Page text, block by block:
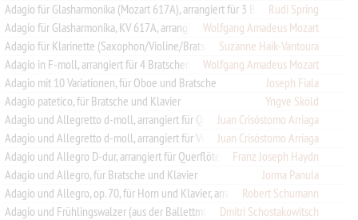
Adagio für Glasharmonika (Mozart 617A), arrangiert für 3 BratschenRudi Spring
Adagio für Glasharmonika, KV 617A, arrangiert für 3 Bratschen
Wolfgang Amadeus Mozart
Adagio für Klarinette (Saxophon/Violine/Bratsche) und OrgelSuzanne Haik-Vantoura
Adagio in F-moll, arrangiert für 4 Bratschen
Wolfgang Amadeus Mozart
Adagio mit 10 Variationen, für Oboe und Bratsche
Joseph Fiala
Adagio patetico, für Bratsche und Klavier
Yngve Sköld
Adagio und Allegretto d-moll, arrangiert für Querflöte, Violine und Bratsche oder 2 Violinen und Bratsche
Juan Crisóstomo Arriaga
Adagio und Allegretto d-moll, arrangiert für Violine, Bratsche und Violoncello
Juan Crisóstomo Arriaga
Adagio und Allegro D-dur, arrangiert für Querflöte, Violine und Bratsche oder 2 Violinen und Bratsche
Franz Joseph Haydn
Adagio und Allegro, für Bratsche und Klavier
Jorma Panula
Adagio und Allegro, op. 70, für Horn und Klavier, arrangiert für Bratsche und Klavier
Robert Schumann
Adagio und Frühlingswalzer (aus der Ballettmusik 2), arrangiert für Bratsche und Klavier
Dmitri Schostakowitsch